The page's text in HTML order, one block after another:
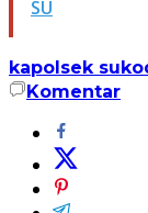
SU
kapolsek
Komentar